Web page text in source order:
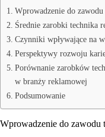
Wprowadzenie do
Średnie zarobki technika
Czynniki wpływające na
Perspektywy rozwoju
Porównanie zarobków
w branży reklamowej
Podsumowanie
Wprowadzenie do zawodu